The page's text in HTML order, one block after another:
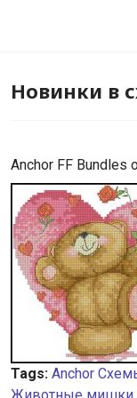
Новинки в
Anchor FF Bundles
Tags: Anchor